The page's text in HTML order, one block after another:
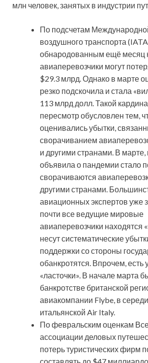
млн человек, занятых в индустрии
По подсчетам
воздушного транспорта
обнародованным ещё месяц
авиаперевозчики могут
$29.3 млрд. Однако в марте
резко подскочила и стала
113 млрд долл. Такой
пересмотр обусловлен тем,
оценивались убытки,
сворачиванием
и другими странами. В марте,
объявила о пандемии стало
сворачиваются
другими странами.
авиационных экспертов уже
почти все ведущие мировые
авиаперевозчики находятся
несут систематические
поддержки со стороны
обанкротятся. Впрочем,
«ласточки». В начале марта
банкротстве британской
авиакомпании Flybe, в
итальянской Air Italy.
По февральским оценкам
ассоциации деловых
потерь туристических фирм